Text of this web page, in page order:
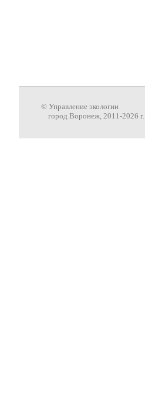
© Управление экологии
город Воронеж, 2011-2026 г.